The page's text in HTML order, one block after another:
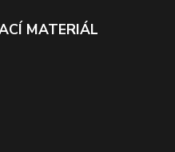
MATERIÁL